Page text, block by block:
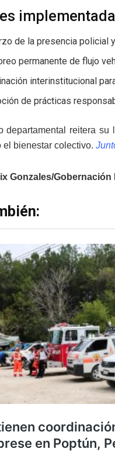
de la presencia policial
permanente de flujo
interinstitucional
de prácticas
departamental reitera
el bienestar colectivo.
Gonzales/Gobernación